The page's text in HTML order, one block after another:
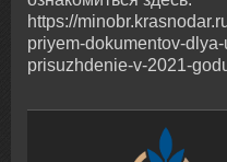
https://
priyem-dokumentov-
prisuzhdenie-v-2021-